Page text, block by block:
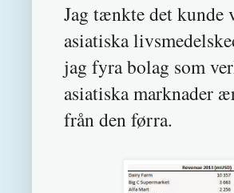
Jag tænkte det kunde
asiatiska
jag fyra bolag som
asiatiska marknader
från den førra.